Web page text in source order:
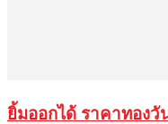
ยิ้มออกได้ ราคาทอง